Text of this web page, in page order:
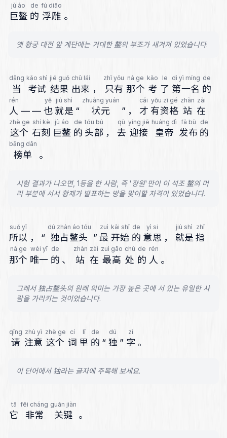
jù áo
巨鳌
de
的
fú diāo
浮雕 。
옛 황궁 대전 앞 계단에는 거대한 鳌의 부조가 새겨져 있었습니다.
dāng
当
kǎo shì
考试
jié guǒ
结果
chū lái
出来 ，
zhǐ yǒu
只有
nà ge
那个
kǎo
考
le
了
dì yì míng
第一名
de
的
rén
人 — —
yě
也
jiù shì
就是 “
zhuàng yuán
状元 ” ，
cái
才
yǒu zī gé
有资格
zhàn
站
zài
在
zhè ge
这个
shí kè
石刻
jù áo
巨鳌
de
的
tóu bù
头部 ，
qù
去
yíng jiē
迎接
huáng dì
皇帝
fā bù
发布
de
的
bǎng dān
榜单 。
시험 결과가 나오면, 1등을 한 사람, 즉 '장원'만이 이 석조 鳌의 머
리 부분에 서서 황제가 발표하는 방을 맞이할 자격이 있었습니다.
suǒ yǐ
所以 ， “
dú zhàn áo tóu
独占鳌头 ”
zuì
最
kāi shǐ
开始
de
的
yì si
意思 ，
jiù shì
就是
zhǐ
指
nà ge
那个
wéi yī
唯一
de
的 、
zhàn
站
zài
在
zuì gāo
最高
chù
处
de
的
rén
人 。
그래서 独占鳌头의 원래 의미는 가장 높은 곳에 서 있는 유일한 사
람을 가리키는 것이었습니다.
qǐng
请
zhù yì
注意
zhè ge
这个
cí
词
lǐ
里
de
的 “
dú
独 ”
zì
字 。
이 단어에서 独라는 글자에 주목해 보세요.
tā
它
fēi cháng
非常
guān jiàn
关键 。